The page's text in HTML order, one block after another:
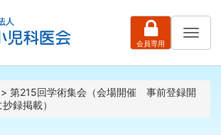
ナ
シ
ョ
会員専用
> 第215回学術集会（会場開催 事前登録開
録掲載）